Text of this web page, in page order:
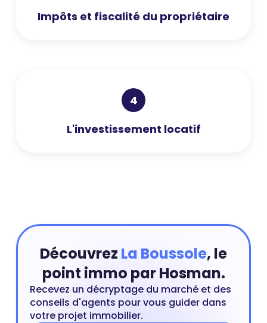
Impôts et fiscalité du propriétaire
4
L'investissement locatif
Découvrez La Boussole, le
point immo par Hosman.
Recevez un décryptage du marché et des
conseils d'agents pour vous guider dans
votre projet immobilier.